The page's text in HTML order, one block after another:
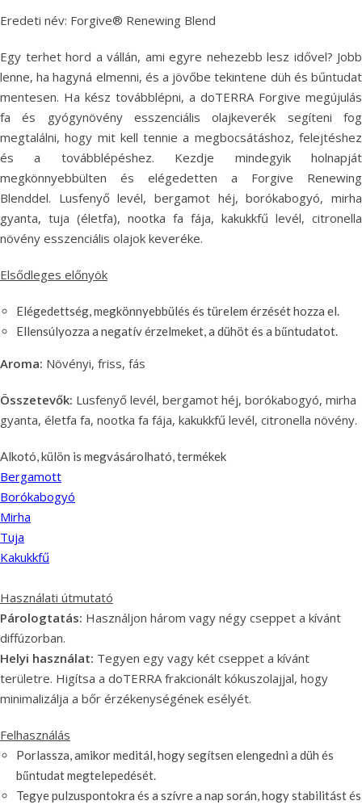
Eredeti név: Forgive® Renewing Blend
Egy terhet hord a vállán, ami egyre nehezebb lesz idővel? Jobb
lenne, ha hagyná elmenni, és a jövőbe tekintene düh és bűntudat
mentesen. Ha kész továbblépni, a doTERRA Forgive megújulás
fa és gyógynövény esszenciális olajkeverék segíteni fog
megtalálni, hogy mit kell tennie a megbocsátáshoz, felejtéshez
és a továbblépéshez. Kezdje mindegyik holnapját
megkönnyebbülten és elégedetten a Forgive Renewing
Blenddel. Lusfenyő levél, bergamot héj, borókabogyó, mirha
gyanta, tuja (életfa), nootka fa fája, kakukkfű levél, citronella
növény esszenciális olajok keveréke.
Elsődleges előnyök
Elégedettség, megkönnyebbülés és türelem érzését hozza el.
Ellensúlyozza a negatív érzelmeket, a dühöt és a bűntudatot.
Aroma: Növényi, friss, fás
Összetevők: Lusfenyő levél, bergamot héj, borókabogyó, mirha
gyanta, életfa fa, nootka fa fája, kakukkfű levél, citronella növény.
Alkotó, külön is megvásárolható, termékek
Bergamott
Borókabogyó
Mirha
Tuja
Kakukkfű
Használati útmutató
Párologtatás: Használjon három vagy négy cseppet a kívánt
diffúzorban.
Helyi használat: Tegyen egy vagy két cseppet a kívánt
területre. Higítsa a doTERRA frakcionált kókuszolajjal, hogy
minimalizálja a bőr érzékenységének esélyét.
Felhasználás
Porlassza, amikor meditál, hogy segítsen elengedni a düh és
bűntudat megtelepedését.
Tegye pulzuspontokra és a szívre a nap során, hogy stabilitást és